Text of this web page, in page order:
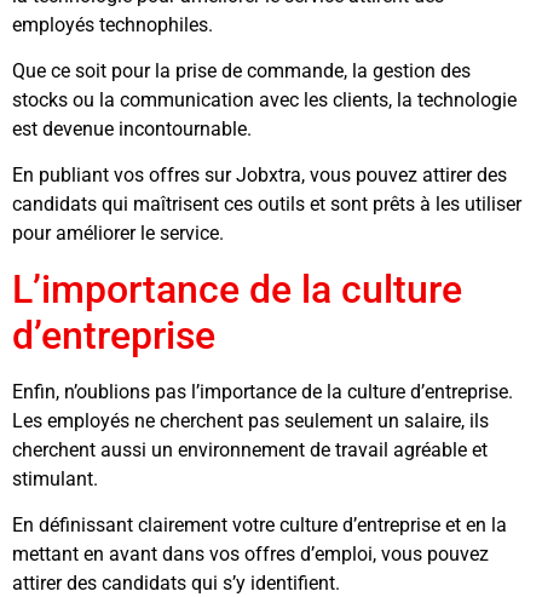
employés technophiles.
Que ce soit pour la prise de commande, la gestion des
stocks ou la communication avec les clients, la technologie
est devenue incontournable.
En publiant vos offres sur Jobxtra, vous pouvez attirer des
candidats qui maîtrisent ces outils et sont prêts à les utiliser
pour améliorer le service.
L’importance de la culture
d’entreprise
Enfin, n’oublions pas l’importance de la culture d’entreprise.
Les employés ne cherchent pas seulement un salaire, ils
cherchent aussi un environnement de travail agréable et
stimulant.
En définissant clairement votre culture d’entreprise et en la
mettant en avant dans vos offres d’emploi, vous pouvez
attirer des candidats qui s’y identifient.